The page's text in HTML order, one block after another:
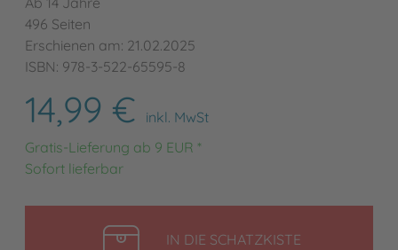
496 Seiten
Erschienen am: 21.02.2025
ISBN: 978-3-522-65595-8
14,99 €
inkl. MwSt
Gratis-Lieferung ab 9 EUR *
Sofort lieferbar
IN DIE SCHATZKISTELEGEN